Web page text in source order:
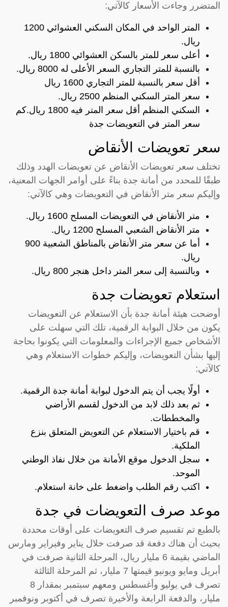
المتضرر وجاءت الأسعار كالآتي:
المتر الواحد في المكان السكني العشوائي 1200
ريال.
أعلى سعر للمتر بالسكن العشوائي 1800 ريال.
بالنسبة للمتر التجاري السعر الأعلى له 8000 ريال.
أقل سعر بالنسبة للمتر التجاري 1600 ريال
سعر المتر السكني المنظم 2500 ريال.
السكني المنظم أقل سعر المتر فيه 1800 ريال.
كم
سعر المتر في التعويضات جدة
سعر تعويضات الأنقاض
تختلف سعر تعويضات الأنقاض عن تعويضات الهدد وذلك
طبقًا للمحدد من أمانة جدة بناءً على أوامر الجهات المعنية،
وإليكم سعر متر الأنقاض في التعويضات وهي كالآتي:
متر الأنقاض في التعويضات المسلح 1600 ريال.
متر الأنقاض الشعبي المسلح 1200 ريال.
أما عن سعر متر الأنقاض بالمناطق الشعبية 900
ريال.
وبالنسبة إلى سعر المتر داخل هنجر 800 ريال.
استعلام تعويضات جدة
أوضحت هيئة أمانة جدة بأن الاستعلام عن التعويضات
يكون من خلال البوابة الرقمية، تلك التي سهلت على
الأشخاص جميع الإجراءات والمعلومات التي يكونوا بحاجة
إليها بشأن التعويضات، وإليكم خطوات الاستعلام وهي
كالآتي:
أولًا يجب أن يتم الدخول لبوابة أمانة جدة الرقمية.
ثم بعد ذلك لابد من الدخول لقسم الأراضي
والمخططات.
قم باختيار الاستعلام عن التعويض المتعلق بنزع
الملكية.
سجل الدخول موقع الأمانة من خلال نفاذ الوطني
الموحد.
اكتب رقم الطلب واضغط على خانة استعلام.
موعد صرف التعويضات في جدة
بالطبع تم تقسيم صرف التعويضات على أوقات محددة
بحيث أن هناك دفعة قد صرفت خلال يناير وفبراير ومارس
الماضي بقيمة 6 مليار ريال، المرحلة الثانية صرفت في
أبريل ومايو ويونيو قيمتها 7 مليار، ثم المرحلة الثالثة
تصرف في يوليو وأغسطس ومعهم سبتمبر بمقدار 8
مليار، والدفعة الرابعة والأخيرة تصرف في أكتوبر ونوفمبر